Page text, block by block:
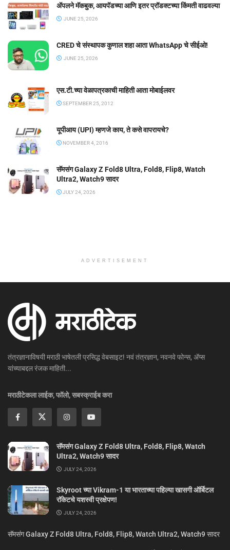
ॲपलने मॅकबुक, आयपॅडच्या आणि इतर प्रॉडक्टच्या किंमती वाढवल्या
JUNE 25, 2026
CRED चे संस्थापक कुणाल शहा आता WhatsApp चे सीईओ!
JUNE 25, 2026
एस.टी.च्या वेळापत्रकाची माहिती आता मोबाईलवर
SEPTEMBER 25, 2012
यूपीआय (UPI) म्हणजे काय, ते कसे वापरायचे?
NOVEMBER 4, 2016
सॅमसंग Galaxy Z Fold8 Ultra, Fold8, Flip8, Watch
Ultra2, Watch9 सादर
JULY 24, 2026
ADVERTISEMENT
तंत्रज्ञानाविषयी मराठी भाषेतली प्रसिद्ध वेबसाइट! नवं तंत्रज्ञान, नवनवे फोन्स, ॲप्स
यांच्याबद्दल रंजक माहिती...
मराठीटेकला लाईक, फॉलो, सबस्क्राईब करा
सॅमसंग Galaxy Z Fold8 Ultra, Fold8, Flip8, Watch
Ultra2, Watch9 सादर
JULY 24, 2026
Skyroot च्या Vikram-1 या भारताच्या पहिल्या खासगी ऑर्बिटल
रॉकेटचे यशस्वी प्रक्षेपण!
JULY 24, 2026
सॅमसंग Galaxy Z Fold8 Ultra, Fold8, Flip8, Watch Ultra2, Watch9 सादर